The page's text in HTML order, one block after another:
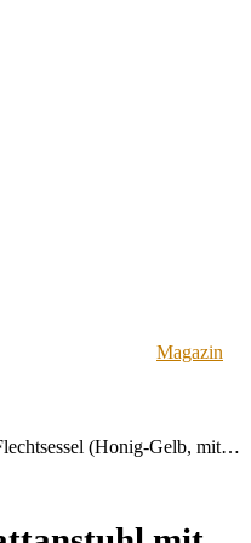
Magazin
(Honig-Gelb, mit…